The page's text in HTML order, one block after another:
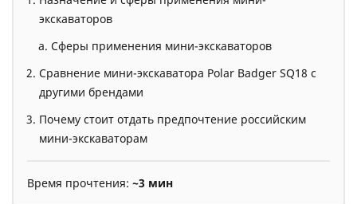
экскаваторов
Сферы применения мини-экскаваторов
Сравнение мини-экскаватора Polar Badger SQ18 с
другими брендами
Почему стоит отдать предпочтение российским
мини-экскаваторам
Время прочтения: ~3 мин